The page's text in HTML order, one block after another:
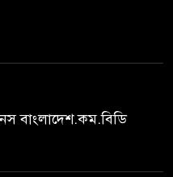
বাংলাদেশ.কম.বিডি